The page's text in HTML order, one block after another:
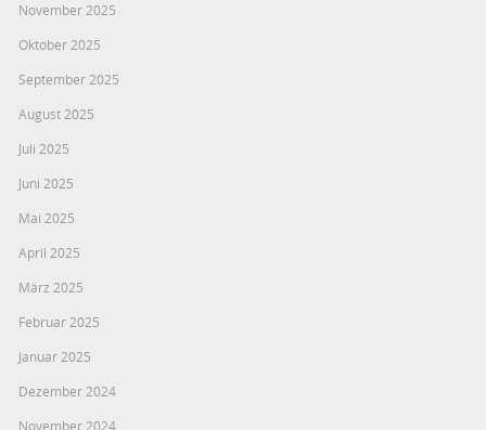
November 2025
Oktober 2025
September 2025
August 2025
Juli 2025
Juni 2025
Mai 2025
April 2025
März 2025
Februar 2025
Januar 2025
Dezember 2024
November 2024